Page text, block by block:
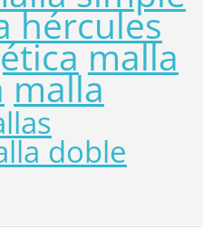
hércules
malla
malla
doble